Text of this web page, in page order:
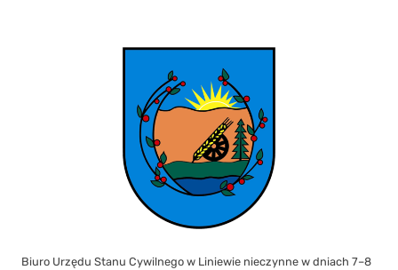
Biuro Urzędu Stanu Cywilnego w Liniewie nieczynne w dniach 7–8